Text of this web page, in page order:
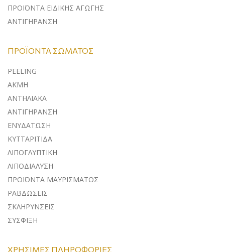
ΠΡΟΪΟΝΤΑ ΕΙΔΙΚΗΣ ΑΓΩΓΗΣ
ΑΝΤΙΓΗΡΑΝΣΗ
ΠΡΟΪΌΝΤΑ ΣΏΜΑΤΟΣ
PEELING
ΑΚΜΗ
ΑΝΤΗΛΙΑΚΑ
ΑΝΤΙΓΗΡΑΝΣΗ
ΕΝΥΔΑΤΩΣΗ
ΚΥΤΤΑΡΙΤΙΔΑ
ΛΙΠΟΓΛΥΠΤΙΚΗ
ΛΙΠΟΔΙΑΛΥΣΗ
ΠΡΟΪΟΝΤΑ ΜΑΥΡΙΣΜΑΤΟΣ
ΡΑΒΔΩΣΕΙΣ
ΣΚΛΗΡΥΝΣΕΙΣ
ΣΥΣΦΙΞΗ
ΧΡΉΣΙΜΕΣ ΠΛΗΡΟΦΟΡΊΕΣ